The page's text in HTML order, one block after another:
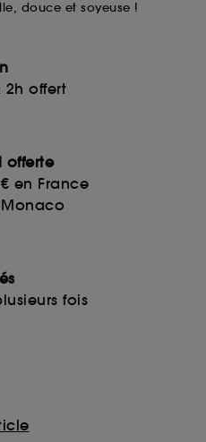
douce et soyeuse !
offert
offerte
en France
fois
votre accord. Vous
de "tout accepter".
informations de
Cookies, pour les
de votre activité en ligne
Voous pouvez à tout
consentement. Si vous